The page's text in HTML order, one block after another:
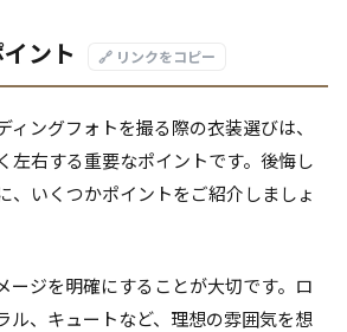
ント 🔗 リンクをコピー
ィングフォトを撮る際の衣装選びは、
左右する重要なポイントです。後悔し
、いくつかポイントをご紹介しましょ
ージを明確にすることが大切です。ロ
ル、キュートなど、理想の雰囲気を想